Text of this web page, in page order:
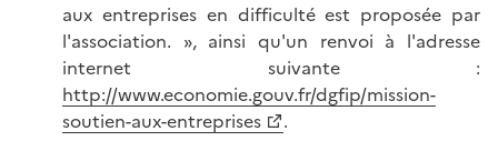
aux entreprises en difficulté est proposée par
l'association. », ainsi qu'un renvoi à l'adresse
internet suivante :
http://www.economie.gouv.fr/dgfip/mission-
soutien-aux-entreprises
.